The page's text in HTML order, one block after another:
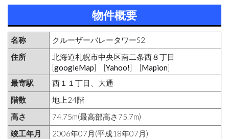
物件概要
名称
クルーザーバレータワーS2
住所
北海道札幌市中央区南二条西８丁目
[googleMap] [Yahoo!] [Mapion]
最寄駅
西１１丁目、大通
階数
地上24階
高さ
74.75m(最高部高さ75.7m)
竣工年月
2006年07月(平成18年07月)